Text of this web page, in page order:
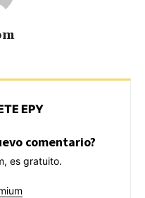
EPY
comentario?
es gratuito.